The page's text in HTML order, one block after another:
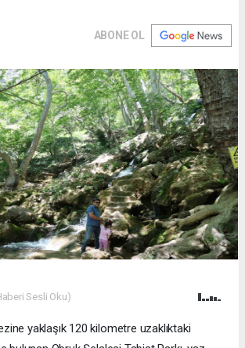
ABONE OL
Sesli Oku)
yaklaşık 120 kilometre uzaklıktaki